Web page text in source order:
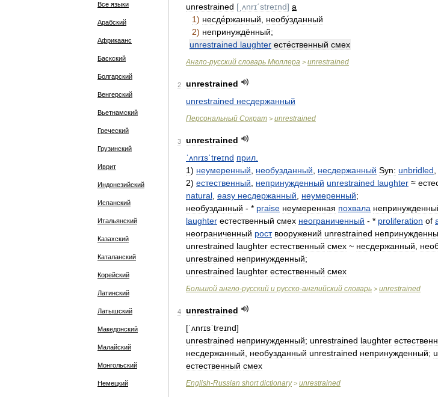
Все языки
Арабский
Африкаанс
Баскский
Болгарский
Венгерский
Вьетнамский
Греческий
Грузинский
Иврит
Индонезийский
Испанский
Итальянский
Казахский
Каталанский
Корейский
Латинский
Латышский
Македонский
Малайский
Монгольский
Немецкий
unrestrained [ ˏʌnrɪˊstreɪnd] a
1) несде́ржанный
необу́зданный
2) непринуждённый;
unrestrained laughter есте́ственный смех
Англо-русский словарь Мюллера > unrestrained
2
unrestrained
unrestrained несдержанный
Персональный Сократ > unrestrained
3
unrestrained
ˈʌnrɪsˈtreɪnd прил
1) неумеренный необузданный несдержанный Syn: unbridled
2) естественный непринужденный unrestrained laughter ≈
natural easy несдержанный неумеренный;
необузданный - * praise неумеренная похвала
laughter естественный смех неограниченный - * proliferation of
неограниченный рост вооружений unrestrained
unrestrained laughter естественный смех ~ несдержанный
unrestrained непринужденный;
unrestrained laughter естественный смех
Большой англо-русский и русско-английский словарь > unrestrained
4
unrestrained
[ˈʌnrɪsˈtreɪnd]
unrestrained непринужденный; unrestrained laughter
несдержанный
необузданный unrestrained непринужденный;
естественный смех
English-Russian short dictionary> unrestrained